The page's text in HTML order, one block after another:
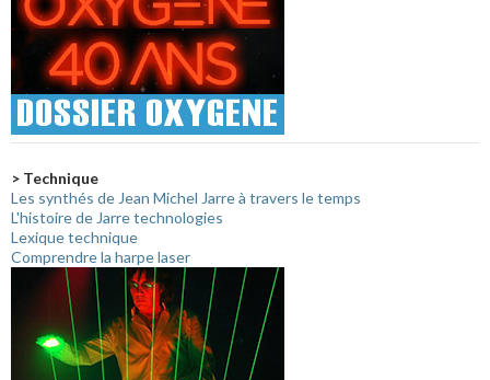
> Technique
Les synthés de Jean Michel Jarre à travers le temps
L'histoire de Jarre technologies
Lexique technique
Comprendre la harpe laser